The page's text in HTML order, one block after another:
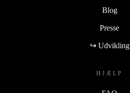
Blog
Presse
↪ Udvikling
HJÆLP